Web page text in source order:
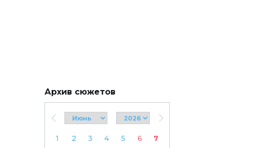
Архив сюжетов
1 2 3 4 5 6
7